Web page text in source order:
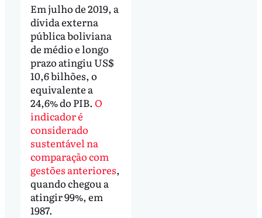
Em julho de 2019, a
dívida externa
pública boliviana
de médio e longo
prazo atingiu US$
10,6 bilhões, o
equivalente a
24,6% do PIB. O
indicador é
considerado
sustentável na
comparação com
gestões anteriores,
quando chegou a
atingir 99%, em
1987.